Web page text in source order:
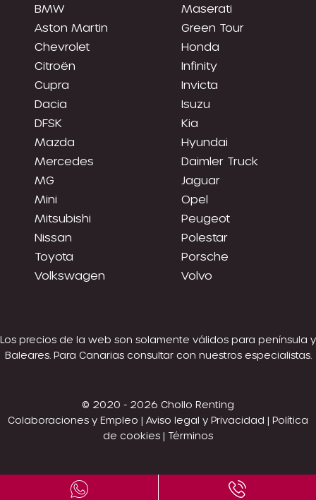
BMW
Aston Martin
Chevrolet
Citroën
Cupra
Dacia
DFSK
Mazda
Mercedes
MG
Mini
Mitsubishi
Nissan
Toyota
Volkswagen
Maserati
Green Tour
Honda
Infinity
Invicta
Isuzu
Kia
Hyundai
Daimler Truck
Jaguar
Opel
Peugeot
Polestar
Porsche
Volvo
Los precios de la web son solamente válidos para península y
Baleares. Para Canarias consultar con nuestros especialistas.
© 2020 - 2026 Chollo Renting
Colaboraciones y Empleo | Aviso legal y Privacidad | Política
de cookies | Términos